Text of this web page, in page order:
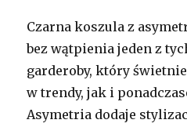
Czarna koszula z
bez wątpienia jeden z
garderoby, który
w trendy, jak i
Asymetria dodaje